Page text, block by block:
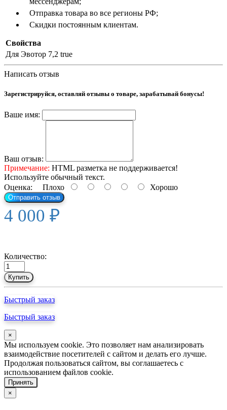
Отправка товара во все регионы РФ;
Скидки постоянным клиентам.
Свойства
Для Эвотор 7,2 true
Написать отзыв
Зарегистрируйся, оставляй отзывы о товаре, зарабатывай бонусы!
Ваше имя:
Ваш отзыв:
Примечание: HTML разметка не поддерживается!
Используйте обычный текст.
Оценка: Плохо Хорошо
Отправить отзыв
4 000 ₽
Количество:
Купить
Быстрый заказ
Быстрый заказ
×
Мы используем cookie. Это позволяет нам анализировать
взаимодействие посетителей с сайтом и делать его лучше.
Продолжая пользоваться сайтом, вы соглашаетесь с
использованием файлов cookie.
Принять
×